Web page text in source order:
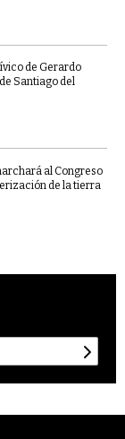
de Gerardo
Santiago del
al Congreso
de la tierra